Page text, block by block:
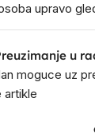
upravo
u
moguce uz
artikle